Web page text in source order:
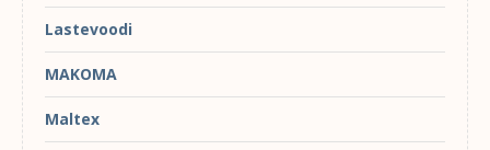
Lastevoodi
MAKOMA
Maltex